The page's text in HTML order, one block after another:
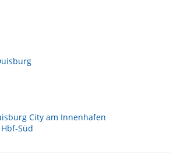
City am Innenhafen
Süd